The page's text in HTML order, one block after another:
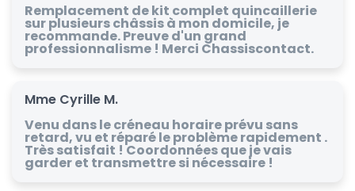
Remplacement de kit complet quincaillerie
sur plusieurs châssis à mon domicile, je
recommande. Preuve d'un grand
professionnalisme ! Merci Chassiscontact.
Mme Cyrille M.
Venu dans le créneau horaire prévu sans
retard, vu et réparé le problème rapidement .
Très satisfait ! Coordonnées que je vais
garder et transmettre si nécessaire !